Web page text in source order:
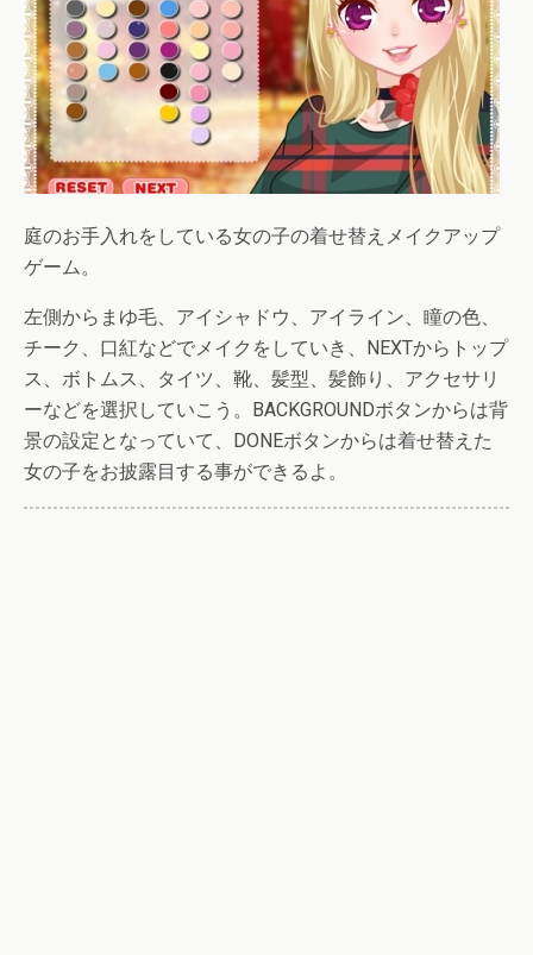
庭のお手入れをしている女の子の着せ替えメイクアップ
ゲーム。
左側からまゆ毛、アイシャドウ、アイライン、瞳の色、
チーク、口紅などでメイクをしていき、NEXTからトップ
ス、ボトムス、タイツ、靴、髪型、髪飾り、アクセサリ
ーなどを選択していこう。BACKGROUNDボタンからは背
景の設定となっていて、DONEボタンからは着せ替えた
女の子をお披露目する事ができるよ。